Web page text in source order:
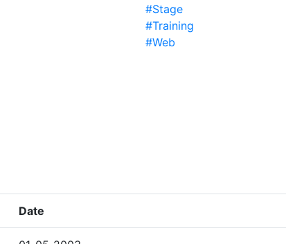
#Stage
#Training
#Web
Date